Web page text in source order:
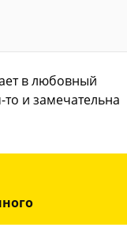
в любовный
и замечательна